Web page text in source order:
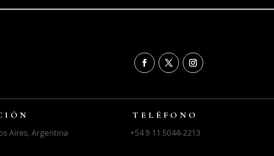
Aires, Argentina
TELÉFONO
+54 9 11 5044-2213